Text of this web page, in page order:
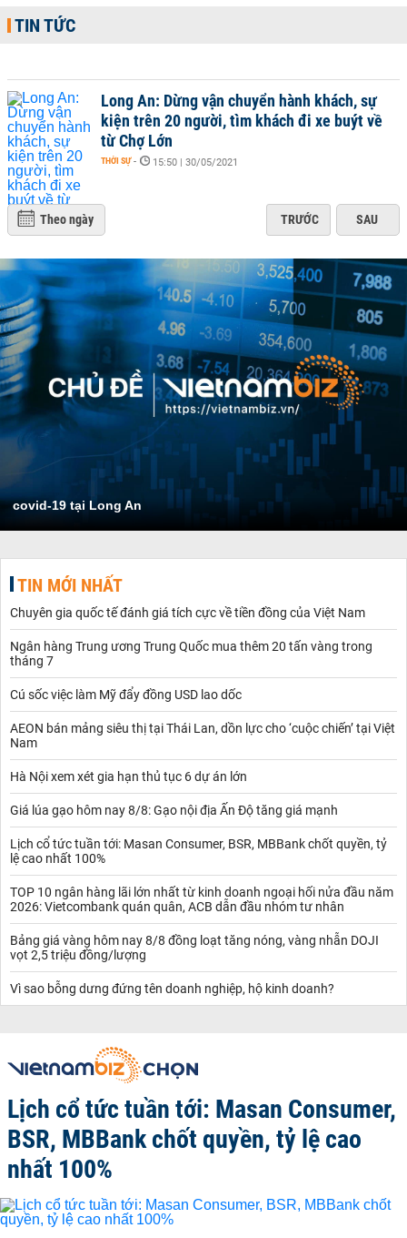
TIN TỨC
Long An: Dừng vận chuyển hành khách, sự
kiện trên 20 người, tìm khách đi xe buýt về
từ Chợ Lớn
THỜI SỰ - 15:50 | 30/05/2021
Theo ngày TRƯỚC SAU
covid-19 tại Long An
TIN MỚI NHẤT
Chuyên gia quốc tế đánh giá tích cực về tiền đồng của Việt Nam
Ngân hàng Trung ương Trung Quốc mua thêm 20 tấn vàng trong
tháng 7
Cú sốc việc làm Mỹ đẩy đồng USD lao dốc
AEON bán mảng siêu thị tại Thái Lan, dồn lực cho ‘cuộc chiến’ tại Việt
Nam
Hà Nội xem xét gia hạn thủ tục 6 dự án lớn
Giá lúa gạo hôm nay 8/8: Gạo nội địa Ấn Độ tăng giá mạnh
Lịch cổ tức tuần tới: Masan Consumer, BSR, MBBank chốt quyền, tỷ
lệ cao nhất 100%
TOP 10 ngân hàng lãi lớn nhất từ kinh doanh ngoại hối nửa đầu năm
2026: Vietcombank quán quân, ACB dẫn đầu nhóm tư nhân
Bảng giá vàng hôm nay 8/8 đồng loạt tăng nóng, vàng nhẫn DOJI
vọt 2,5 triệu đồng/lượng
Vì sao bỗng dưng đứng tên doanh nghiệp, hộ kinh doanh?
Lịch cổ tức tuần tới: Masan Consumer,
BSR, MBBank chốt quyền, tỷ lệ cao
nhất 100%